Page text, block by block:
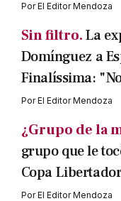
PorEl Editor Mendoza
Sin filtro.La
Domínguez a
Finalíssima:
PorEl Editor Mendoza
¿Grupo de la
grupo que le
Copa
PorEl Editor Mendoza